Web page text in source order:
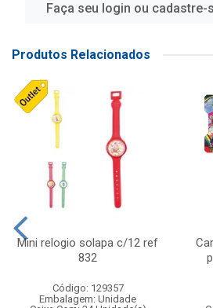
Faça seu login ou cadastre-
Produtos Relacionados
Mini relogio solapa c/12 ref
832
Código: 129357
Embalagem: Unidade